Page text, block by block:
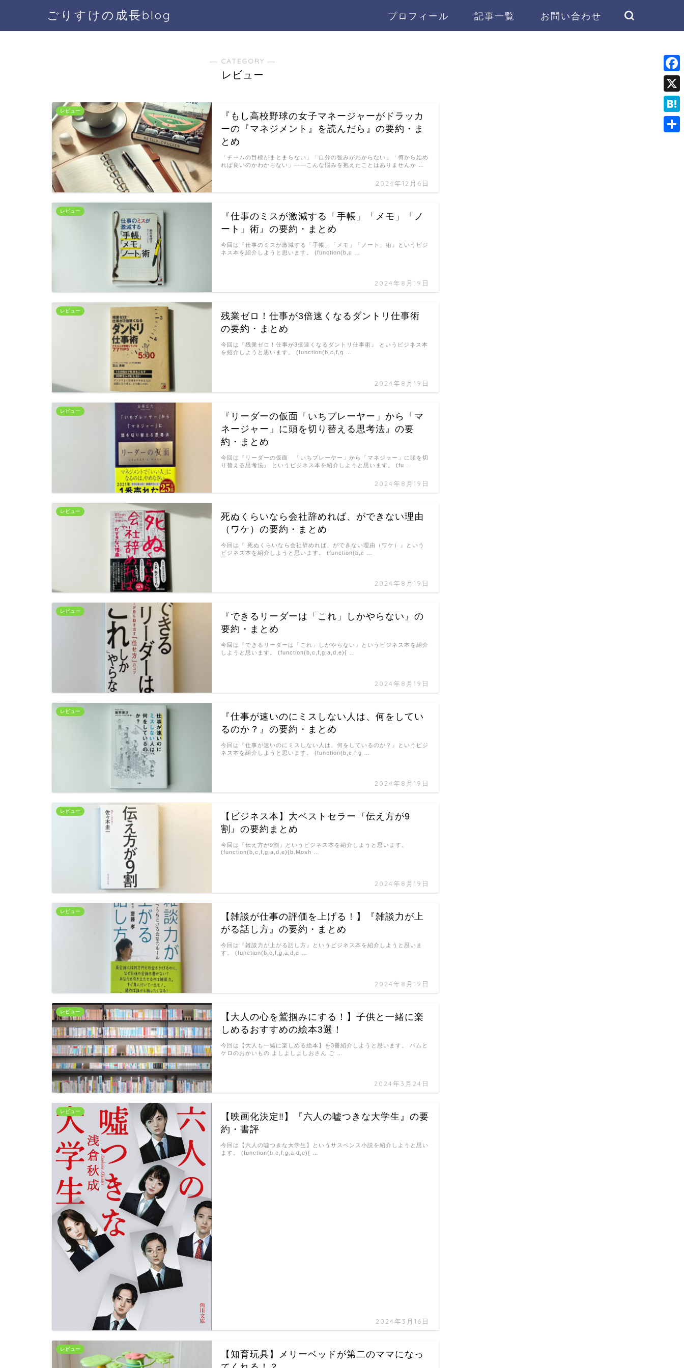
ごりすけの成長blog プロフィール 記事一覧 お問い合わせ
― CATEGORY ―
レビュー
レビュー
『もし高校野球の女子マネージャーがドラッカ
ーの『マネジメント』を読んだら』の要約・ま
とめ
2024年12月6日
「チームの目標がまとまらない」「自分の強みがわからない」「何から始め
れば良いのかわからない」——こんな悩みを抱えたことはありませんか …
レビュー
『仕事のミスが激減する「手帳」「メモ」「ノ
ート」術』の要約・まとめ
2024年8月19日
今回は『仕事のミスが激減する「手帳」「メモ」「ノート」術』というビジ
ネス本を紹介しようと思います。 (function(b,c …
レビュー
残業ゼロ！仕事が3倍速くなるダントリ仕事術
の要約・まとめ
2024年8月19日
今回は『残業ゼロ！仕事が3倍速くなるダントリ仕事術』 というビジネス本
を紹介しようと思います。 (function(b,c,f,g …
レビュー
『リーダーの仮面「いちプレーヤー」から「マ
ネージャー」に頭を切り替える思考法』の要
約・まとめ
2024年8月19日
今回は『リーダーの仮面 「いちプレーヤー」から「マネジャー」に頭を切
り替える思考法』 というビジネス本を紹介しようと思います。 (fu …
レビュー
死ぬくらいなら会社辞めれば、ができない理由
（ワケ）の要約・まとめ
2024年8月19日
今回は『 死ぬくらいなら会社辞めれば、ができない理由（ワケ）』という
ビジネス本を紹介しようと思います。 (function(b,c …
レビュー
『できるリーダーは「これ」しかやらない』の
要約・まとめ
2024年8月19日
今回は『できるリーダーは「これ」しかやらない』というビジネス本を紹介
しようと思います。 (function(b,c,f,g,a,d,e){ …
レビュー
『仕事が速いのにミスしない人は、何をしてい
るのか？』の要約・まとめ
2024年8月19日
今回は『仕事が速いのにミスしない人は、何をしているのか？』というビジ
ネス本を紹介しようと思います。 (function(b,c,f,g …
レビュー
【ビジネス本】大ベストセラー『伝え方が9
割』の要約まとめ
2024年8月19日
今回は『伝え方が9割』というビジネス本を紹介しようと思います。
(function(b,c,f,g,a,d,e){b.Mosh …
レビュー
【雑談が仕事の評価を上げる！】『雑談力が上
がる話し方』の要約・まとめ
2024年8月19日
今回は『雑談力が上がる話し方』というビジネス本を紹介しようと思いま
す。 (function(b,c,f,g,a,d,e …
レビュー
【大人の心を鷲掴みにする！】子供と一緒に楽
しめるおすすめの絵本3選！
2024年3月24日
今回は【大人も一緒に楽しめる絵本】を3冊紹介しようと思います。 バムと
ケロのおかいもの よしよしよしおさん ご …
レビュー
【映画化決定‼︎】『六人の嘘つきな大学生』の要
約・書評
2024年3月16日
今回は【六人の嘘つきな大学生】というサスペンス小説を紹介しようと思い
ます。 (function(b,c,f,g,a,d,e){ …
レビュー
【知育玩具】メリーベッドが第二のママになっ
F
a
c
e
X
H